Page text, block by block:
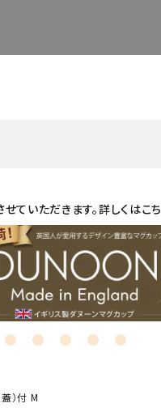
他 日用品・雑貨・そ
グ カップ&ソー
／デカンタ セット商品
ただきます。詳しくはこち
）付 M